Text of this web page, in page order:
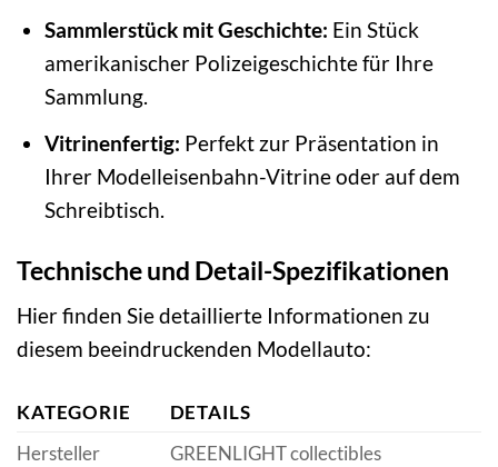
Sammlerstück mit Geschichte: Ein Stück
amerikanischer Polizeigeschichte für Ihre
Sammlung.
Vitrinenfertig: Perfekt zur Präsentation in
Ihrer Modelleisenbahn-Vitrine oder auf dem
Schreibtisch.
Technische und Detail-Spezifikationen
Hier finden Sie detaillierte Informationen zu
diesem beeindruckenden Modellauto:
KATEGORIE
DETAILS
Hersteller
GREENLIGHT collectibles